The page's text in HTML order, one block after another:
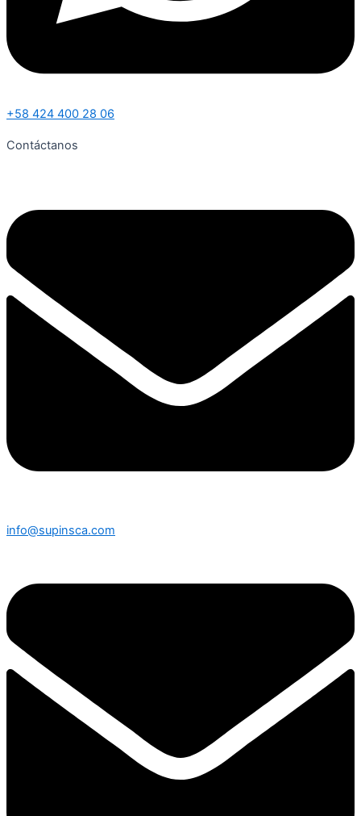
+58 424 400 28 06
Contáctanos
info@supinsca.com